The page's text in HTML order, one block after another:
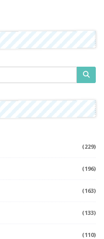
(229)
(196)
(163)
(133)
(110)